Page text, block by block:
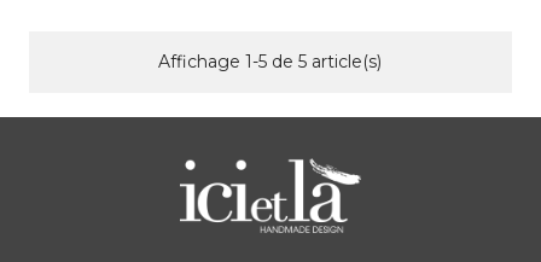
Affichage 1-5 de 5 article(s)